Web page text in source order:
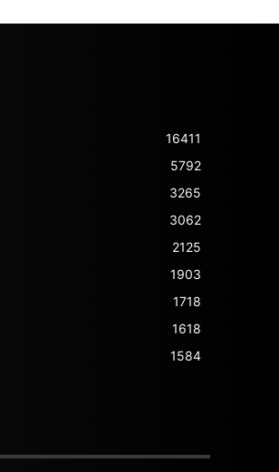
16411
5792
3265
3062
2125
1903
1718
1618
1584